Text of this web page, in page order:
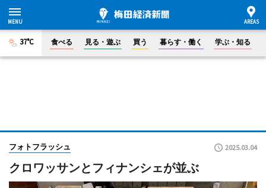
37°C 食べる 見る・遊ぶ 買う 暮らす・働く 学ぶ・知る
フォトフラッシュ 2025.03.04
クロワッサンとフィナンシェが並ぶ